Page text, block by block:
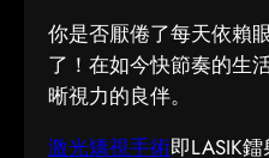
你是否厭倦了每天依賴
了！在如今快節奏的生
晰視力的良伴。
激光矯視手術即LASIK